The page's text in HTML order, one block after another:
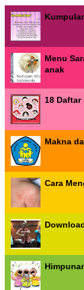
Menu
anak
18
Makna
Cara